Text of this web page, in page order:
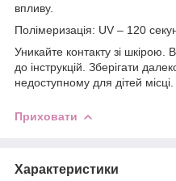
впливу.
Полімеризація: UV – 120
Уникайте контакту зі шкірою.
до інструкцій. Зберігати
недоступному для дітей місці.
Приховати
Характеристики